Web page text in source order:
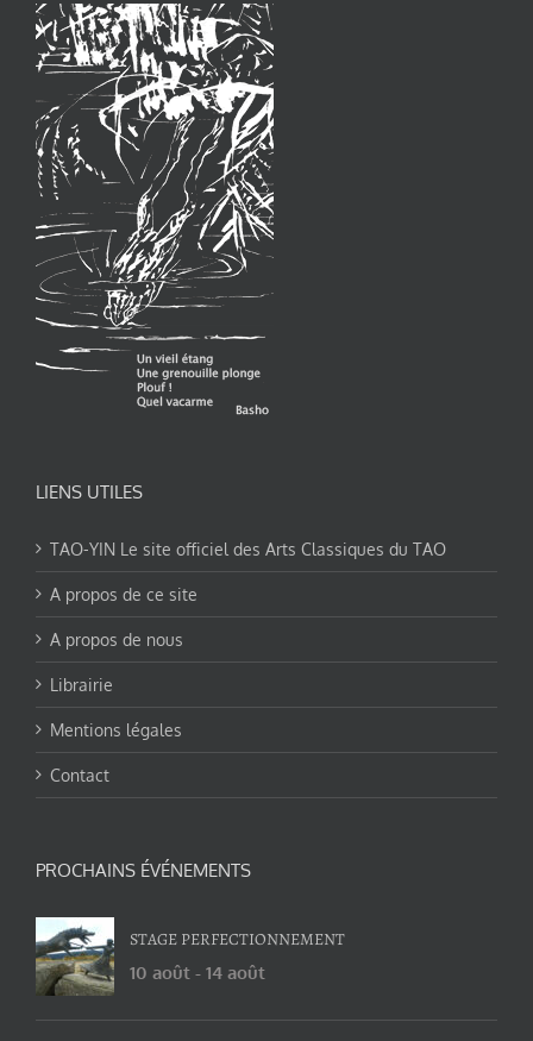
LIENS UTILES
TAO-YIN Le site officiel des Arts Classiques du TAO
A propos de ce site
A propos de nous
Librairie
Mentions légales
Contact
PROCHAINS ÉVÉNEMENTS
STAGE PERFECTIONNEMENT
10 août - 14 août